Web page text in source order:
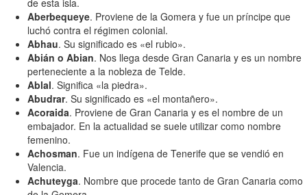
Aberbequeye. Proviene de la Gomera y fue un príncipe que
luchó contra el régimen colonial.
Abhau. Su significado es «el rubio».
Abián o Abian. Nos llega desde Gran Canaria y es un nombre
perteneciente a la nobleza de Telde.
Ablal. Significa «la piedra».
Abudrar. Su significado es «el montañero».
Acoraida. Proviene de Gran Canaria y es el nombre de un
embajador. En la actualidad se suele utilizar como nombre
femenino.
Achosman. Fue un indígena de Tenerife que se vendió en
Valencia.
Achuteyga. Nombre que procede tanto de Gran Canaria como